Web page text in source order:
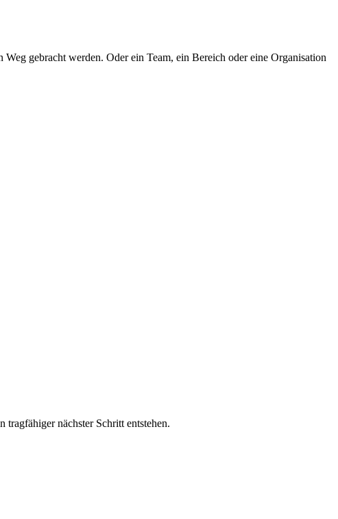
gebracht werden. Oder ein Team, ein Bereich oder eine Organisation
nächster Schritt entstehen.